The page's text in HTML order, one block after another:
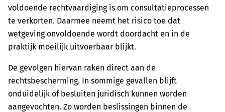
voldoende rechtvaardiging is om consultatieprocessen
te verkorten. Daarmee neemt het risico toe dat
wetgeving onvoldoende wordt doordacht en in de
praktijk moeilijk uitvoerbaar blijkt.
De gevolgen hiervan raken direct aan de
rechtsbescherming. In sommige gevallen blijft
onduidelijk of besluiten juridisch kunnen worden
aangevochten. Zo worden beslissingen binnen de